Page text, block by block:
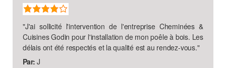
"J'ai sollicité l'intervention de l'entreprise Cheminées &
Cuisines Godin pour l'installation de mon poêle à bois. Les
délais ont été respectés et la qualité est au rendez-vous."
Par: J